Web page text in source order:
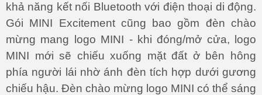
khả năng kết nối Bluetooth với điện thoại di động.
Gói MINI Excitement cũng bao gồm đèn chào
mừng mang logo MINI - khi đóng/mở cửa, logo
MINI mới sẽ chiếu xuống mặt đất ở bên hông
phía người lái nhờ ánh đèn tích hợp dưới gương
chiếu hậu. Đèn chào mừng logo MINI có thể sáng